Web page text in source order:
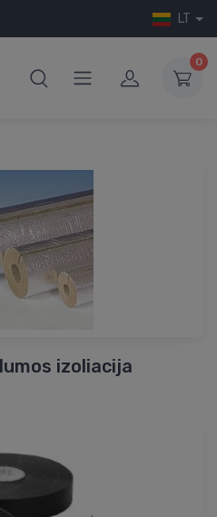
LT
0
izoliacija